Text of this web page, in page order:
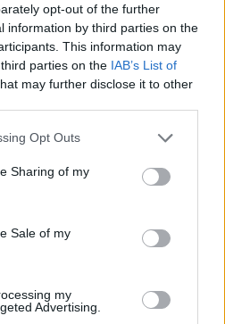
opt-out of the further
information by third parties on the
This information may
parties on the IAB’s List of
may further disclose it to other
Opt Outs
Sharing of my
Sale of my
my
Advertising.
para evaluar si cabe
de impacto
un bebé de 20 meses por un
MOMENTO DEJAMOS DE SER